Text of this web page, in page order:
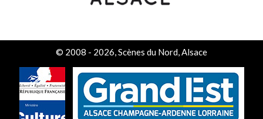
© 2008 - 2026, Scènes du Nord, Alsace